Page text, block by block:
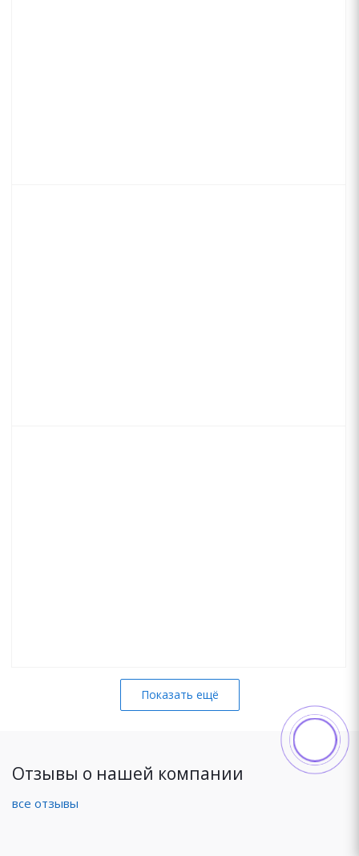
Показать ещё
Отзывы о нашей компании
все отзывы